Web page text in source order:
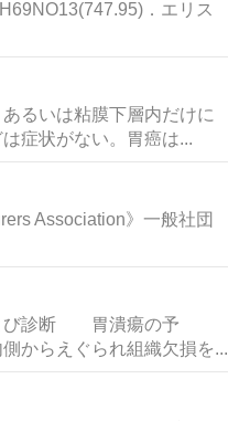
．エリス
るいは粘膜下層内だけに
症状がない。胃癌は...
Association》一般社団
診断 胃潰瘍の予
らえぐられ組織欠損を...